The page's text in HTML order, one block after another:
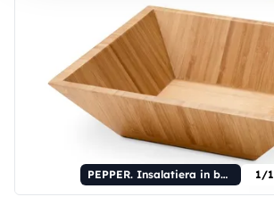
PEPPER. Insalatiera in bambù 1/1